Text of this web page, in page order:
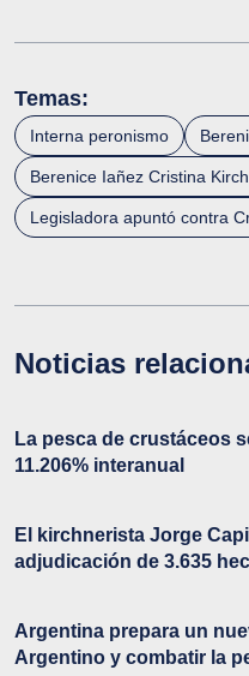
Temas:
Interna peronismo
Berenice Iañez Cristina
Legisladora apuntó contra
Noticias
La pesca de crustáceos
11.206% interanual
El kirchnerista Jorge
adjudicación de 3.635
Argentina prepara un
Argentino y combatir la